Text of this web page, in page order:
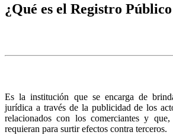
¿Qué es el Registro
Es la institución que se encarga de
jurídica a través de la publicidad de los
relacionados con los comerciantes y
requieran para surtir efectos contra terceros.